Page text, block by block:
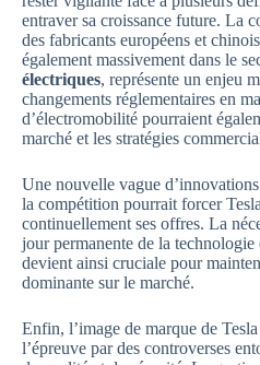
entraver sa croissance future. La
des fabricants européens et
également massivement dans le
électriques, représente un enjeu
changements réglementaires en
d’électromobilité pourraient
marché et les stratégies
Une nouvelle vague
la compétition pourrait forcer
continuellement ses offres. La
jour permanente de la
devient ainsi cruciale pour
dominante sur le marché.
Enfin, l’image de marque de Tesla
l’épreuve par des controverses